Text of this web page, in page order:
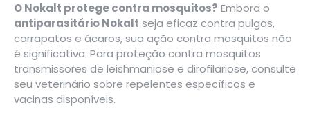
O Nokalt protege contra mosquitos? Embora o
antiparasitário Nokalt seja eficaz contra pulgas,
carrapatos e ácaros, sua ação contra mosquitos não
é significativa. Para proteção contra mosquitos
transmissores de leishmaniose e dirofilariose, consulte
seu veterinário sobre repelentes específicos e
vacinas disponíveis.